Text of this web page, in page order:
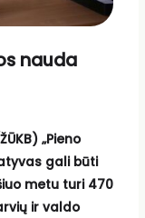
nauda
„Pieno
gali būti
metu turi 470
ir valdo